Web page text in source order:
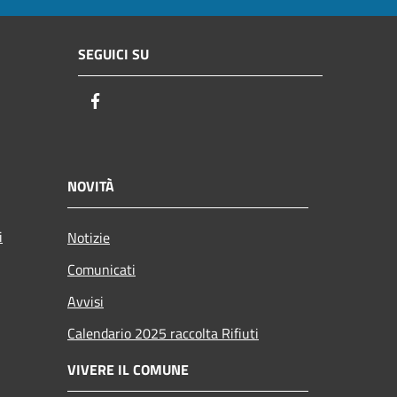
SEGUICI SU
NOVITÀ
Notizie
Comunicati
Avvisi
Calendario 2025 raccolta Rifiuti
VIVERE IL COMUNE